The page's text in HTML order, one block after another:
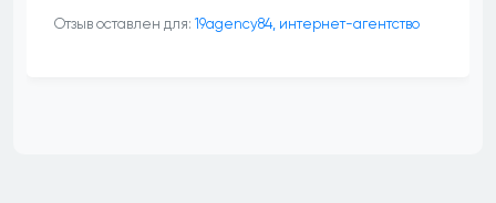
Отзыв оставлен для: 19agency84, интернет-агентство